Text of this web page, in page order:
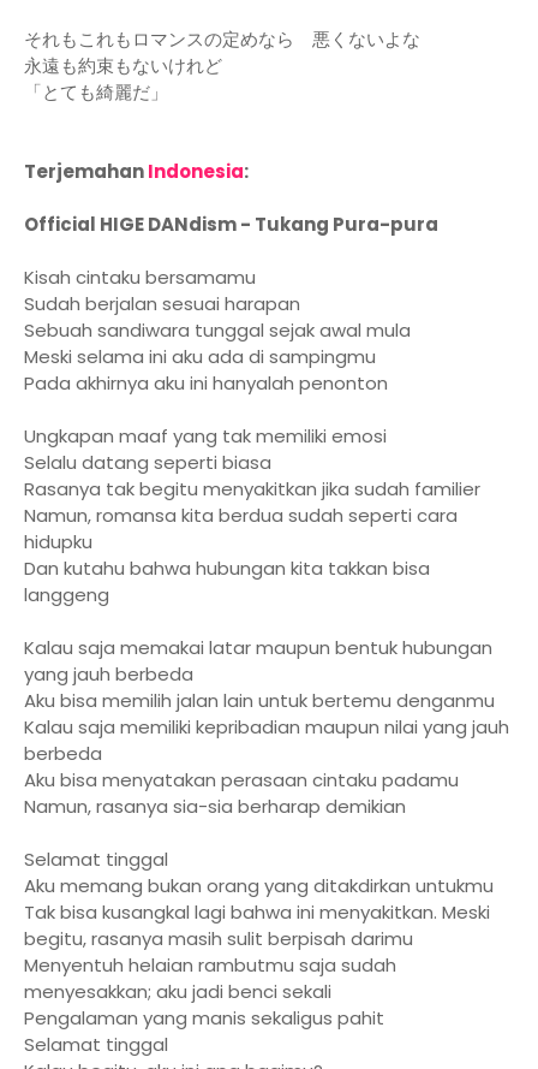
それもこれもロマンスの定めなら 悪くないよな
永遠も約束もないけれど
「とても綺麗だ」
TerjemahanIndonesia:
Official HIGE DANdism - Tukang Pura-pura
Kisah cintaku bersamamu
Sudah berjalan sesuai harapan
Sebuah sandiwara tunggal sejak awal mula
Meski selama ini aku ada di sampingmu
Pada akhirnya aku ini hanyalah penonton
Ungkapan maaf yang tak memiliki emosi
Selalu datang seperti biasa
Rasanya tak begitu menyakitkan jika sudah familier
Namun, romansa kita berdua sudah seperti cara
hidupku
Dan kutahu bahwa hubungan kita takkan bisa
langgeng
Kalau saja memakai latar maupun bentuk hubungan
yang jauh berbeda
Aku bisa memilih jalan lain untuk bertemu denganmu
Kalau saja memiliki kepribadian maupun nilai yang jauh
berbeda
Aku bisa menyatakan perasaan cintaku padamu
Namun, rasanya sia-sia berharap demikian
Selamat tinggal
Aku memang bukan orang yang ditakdirkan untukmu
Tak bisa kusangkal lagi bahwa ini menyakitkan. Meski
begitu, rasanya masih sulit berpisah darimu
Menyentuh helaian rambutmu saja sudah
menyesakkan; aku jadi benci sekali
Pengalaman yang manis sekaligus pahit
Selamat tinggal